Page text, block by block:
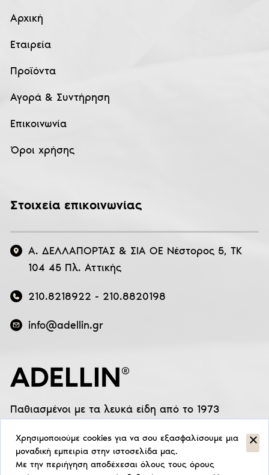
Παθιασμένοι με τα λευκά είδη από το 1973
Αρχική
Εταιρεία
Προϊόντα
Αγορά & Συντήρηση
Επικοινωνία
Όροι χρήσης
Στοιχεία επικοινωνίας
Α. ΔΕΛΛΑΠΟΡΤΑΣ & ΣΙΑ ΟΕ Νέστορος 5, ΤΚ
104 45 Πλ. Αττικής
210.8218922 - 210.8820198
info@adellin.gr
Χρησιμοποιούμε cookies για να σου εξασφαλίσουμε μια
μοναδική εμπειρία στην ιστοσελίδα μας.
Με την περιήγηση αποδέχεσαι όλους τους όρους